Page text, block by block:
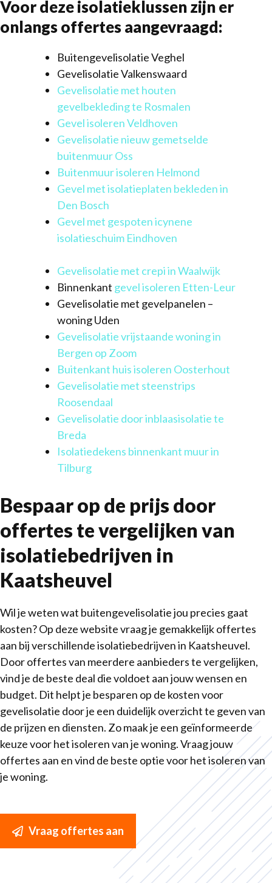
Voor deze isolatieklussen zijn er
onlangs offertes aangevraagd:
Buitengevelisolatie Veghel
Gevelisolatie Valkenswaard
Gevelisolatie met houten
gevelbekleding te Rosmalen
Gevel isoleren Veldhoven
Gevelisolatie nieuw gemetselde
buitenmuur Oss
Buitenmuur isoleren Helmond
Gevel met isolatieplaten bekleden in
Den Bosch
Gevel met gespoten icynene
isolatieschuim Eindhoven
Gevelisolatie met crepi in Waalwijk
Binnenkant gevel isoleren Etten-Leur
Gevelisolatie met gevelpanelen –
woning Uden
Gevelisolatie vrijstaande woning in
Bergen op Zoom
Buitenkant huis isoleren Oosterhout
Gevelisolatie met steenstrips
Roosendaal
Gevelisolatie door inblaasisolatie te
Breda
Isolatiedekens binnenkant muur in
Tilburg
Bespaar op de prijs door
offertes te vergelijken van
isolatiebedrijven in
Kaatsheuvel
Wil je weten wat buitengevelisolatie jou precies gaat
kosten? Op deze website vraag je gemakkelijk offertes
aan bij verschillende isolatiebedrijven in Kaatsheuvel.
Door offertes van meerdere aanbieders te vergelijken,
vind je de beste deal die voldoet aan jouw wensen en
budget. Dit helpt je besparen op de kosten voor
gevelisolatie door je een duidelijk overzicht te geven van
de prijzen en diensten. Zo maak je een geïnformeerde
keuze voor het isoleren van je woning. Vraag jouw
offertes aan en vind de beste optie voor het isoleren van
je woning.
Vraag offertes aan